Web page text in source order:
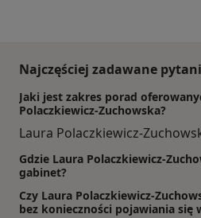
Najczęściej zadawane
Jaki jest zakres porad
Polaczkiewicz-Zuchowska?
Laura Polaczkiewicz-
Gdzie Laura Polaczkiewicz-
gabinet?
Czy Laura Polaczkiewicz-
bez konieczności pojawiania się